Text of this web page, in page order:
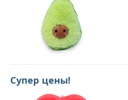
Супер цены!